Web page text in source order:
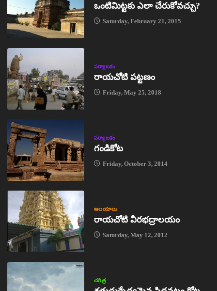
ఒంటిమిట్టకు ఎలా చేరుకోవచ్చు?
Saturday, February 21, 2015
పర్యాటకం
రాయచోటి పట్టణం
Friday, May 25, 2018
పర్యాటకం
గండికోట
Friday, October 3, 2014
ఆలయాలు
రాయచోటి వీరభద్రాలయం
Saturday, May 12, 2012
చరిత్ర